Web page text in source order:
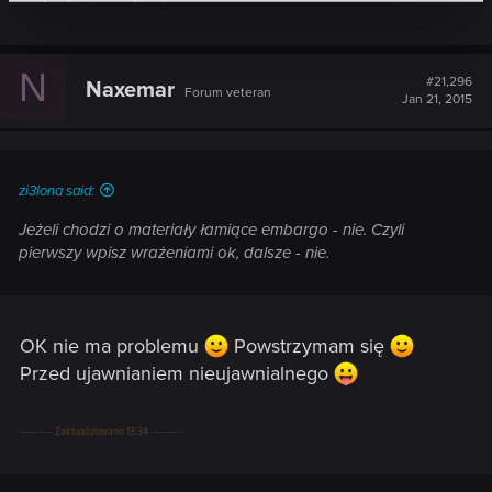
N Naxemar Forum veteran
#21,296
Jan 21, 2015
zi3lona said:
Jeżeli chodzi o materiały łamiące embargo - nie. Czyli
pierwszy wpisz wrażeniami ok, dalsze - nie.
OK nie ma problemu
Powstrzymam się
Przed ujawnianiem nieujawnialnego
---------- Zaktualizowano 13:34 ----------